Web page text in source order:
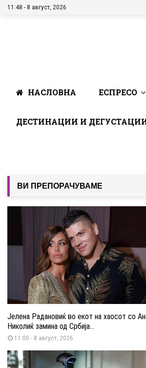
11:48 - 8 август, 2026
НАСЛОВНА ЕСПРЕСО
ДЕСТИНАЦИИ И
ВИ ПРЕПОРАЧУВАМЕ
Јелена Радановиќ во екот на хаосот со
Николиќ замина од Србија...
11:00 - 8 август, 2026